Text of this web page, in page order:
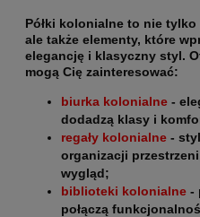
Półki kolonialne to nie
ale także elementy, które
elegancję i klasyczny styl.
mogą Cię zainteresować:
biurka kolonialne -
dodadzą klasy i
regały kolonialne -
organizacji
wygląd;
biblioteki kolonialne -
połączą